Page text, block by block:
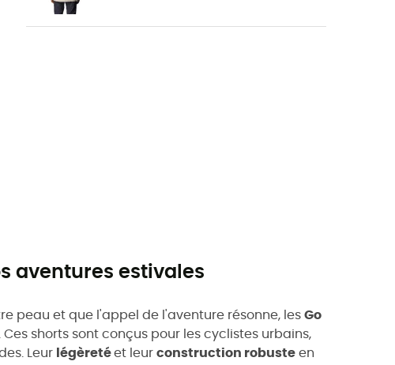
aventures estivales
peau et que l'appel de l'aventure résonne, les Go
shorts sont conçus pour les cyclistes urbains,
Leur légèretéet leur construction robuste en